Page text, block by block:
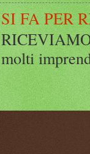
SI FA PER
molti